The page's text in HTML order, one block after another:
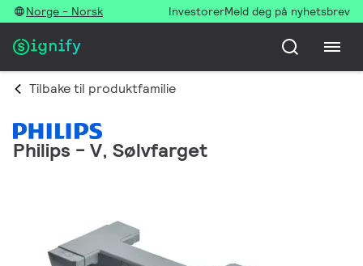
Norge - Norsk InvestorerMeld deg på nyhetsbrev
Tilbake til produktfamilie
Philips - V, Sølvfarget